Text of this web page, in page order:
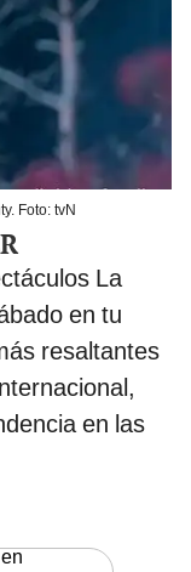
Foto: tvN
La
en tu
resaltantes
en las